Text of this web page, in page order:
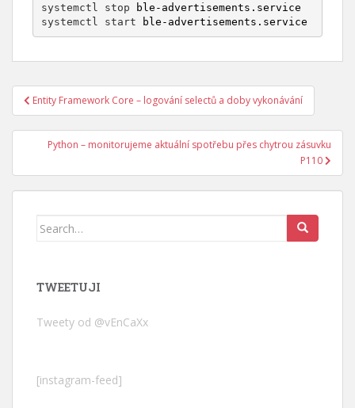
systemctl stop
ble-advertisements.service
systemctl start
ble-advertisements.service
Navigace
pro
příspěvek
Entity Framework Core – logování selectů a doby vykonávání
Python – monitorujeme aktuální spotřebu přes chytrou zásuvku
P110
Search
TWEETUJI
Tweety od @vEnCaXx
[instagram-feed]